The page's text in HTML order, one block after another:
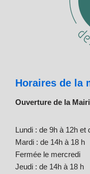
Horaires de la
Ouverture de la
Lundi : de 9h à 12h et
Mardi : de 14h à 18 h
Fermée le mercredi
Jeudi : de 14h à 18 h